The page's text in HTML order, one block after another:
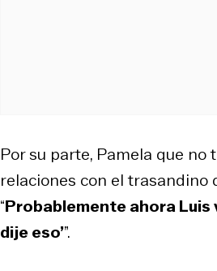
Por su parte, Pamela que no
relaciones con el trasandino
“Probablemente ahora Luis
dije eso’”.